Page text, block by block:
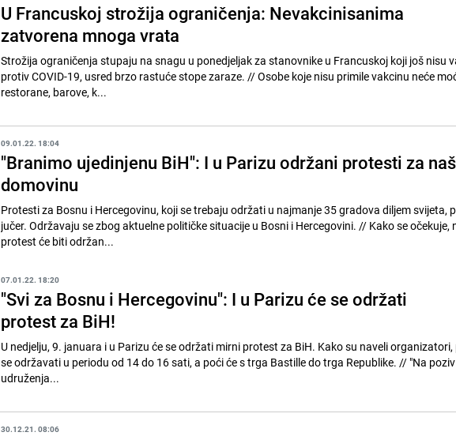
U Francuskoj strožija ograničenja: Nevakcinisanima
zatvorena mnoga vrata
Strožija ograničenja stupaju na snagu u ponedjeljak za stanovnike u Francuskoj koji još nisu
protiv COVID-19, usred brzo rastuće stope zaraze. // Osobe koje nisu primile vakcinu neće moći ići u
restorane, barove, k...
09.01.22. 18:04
"Branimo ujedinjenu BiH": I u Parizu održani protesti za
domovinu
Protesti za Bosnu i Hercegovinu, koji se trebaju održati u najmanje 35 gradova diljem svijeta,
jučer. Održavaju se zbog aktuelne političke situacije u Bosni i Hercegovini. // Kako se očekuje, najveći
protest će biti održan...
07.01.22. 18:20
"Svi za Bosnu i Hercegovinu": I u Parizu će se održati
protest za BiH!
U nedjelju, 9. januara i u Parizu će se održati mirni protest za BiH. Kako su naveli
se održavati u periodu od 14 do 16 sati, a poći će s trga Bastille do trga Republike. // "Na poziv više
udruženja...
30.12.21. 08:06